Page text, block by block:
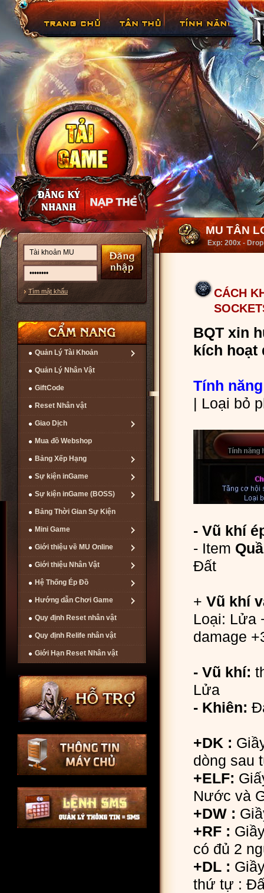
Tìm mật khẩu
Quản Lý Tài Khoản
Quản Lý Nhân Vật
GiftCode
Reset Nhân vật
Giao Dịch
Mua đồ Webshop
Bảng Xếp Hạng
Sự kiện inGame
Sự kiện inGame (BOSS)
Bảng Thời Gian Sự Kiện
Mini Game
Giới thiệu về MU Online
Giới thiệu Nhân Vật
Hệ Thống Ép Đồ
Hướng dẫn Chơi Game
Quy định Reset nhân vật
Quy định Relife nhân vật
Giới Hạn Reset Nhân vật
MU TÂN
Exp: 200x -
CÁCH
BQT xin
kích hoạt
Tính
| Loại bỏ
- Vũ khí
- Item
Đất
+ Vũ khí
Loại: Lửa
damage
- Vũ khí:
Lửa
- Khiên:
+DK :
dòng sau
+ELF:
Nước và
+DW :
+RF :
có đủ 2
+DL :
thứ tự :